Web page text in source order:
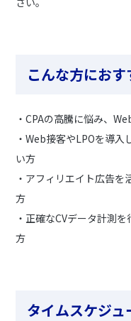
こんな方におす
・CPAの高騰に悩み、
・Web接客やLPOを導入
い方
・アフィリエイト広告
方
・正確なCVデータ計測
方
タイムスケジュ